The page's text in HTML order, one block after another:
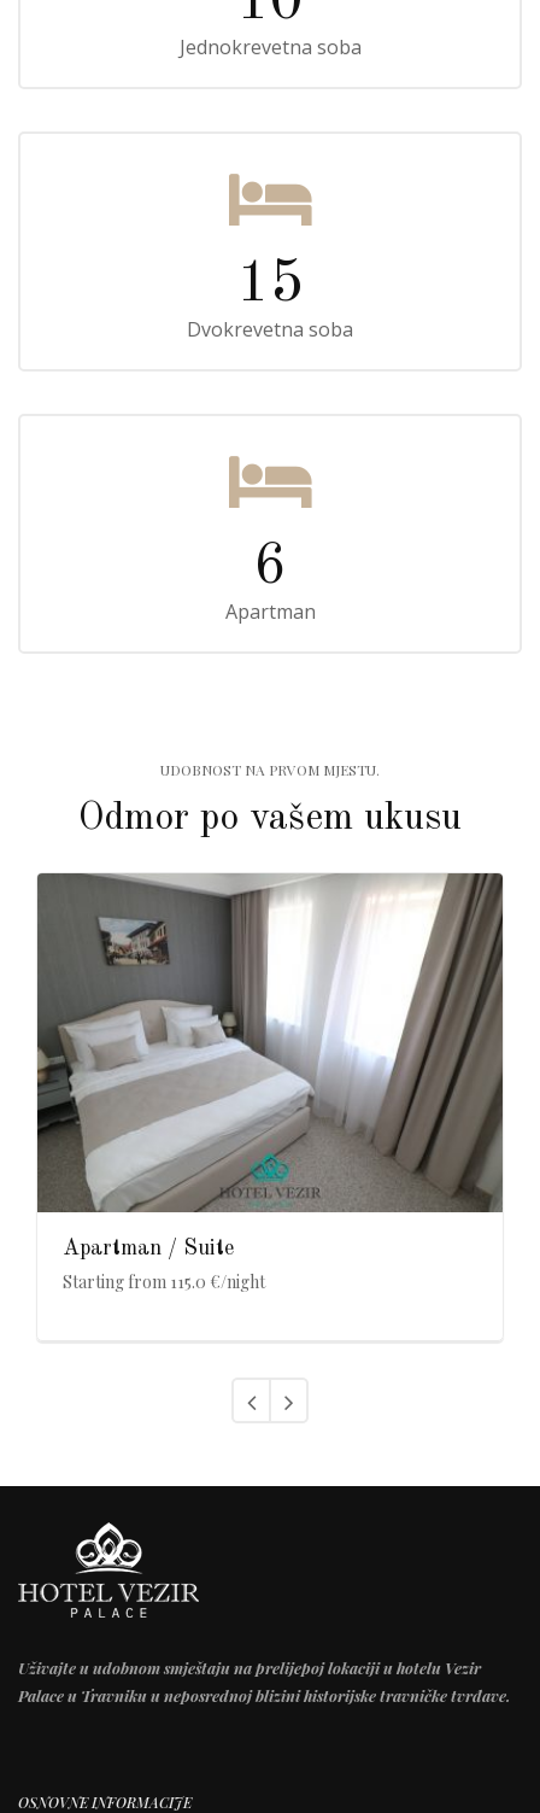
Jednokrevetna soba
15
Dvokrevetna soba
6
Apartman
UDOBNOST NA PRVOM MJESTU.
Odmor po vašem ukusu
Apartman / Suite
Starting from 115.0 €/night
Uživajte u udobnom smještaju na prelijepoj lokaciji u hotelu Vezir
Palace u Travniku u neposrednoj blizini historijske travničke tvrđave.
OSNOVNE INFORMACIJE